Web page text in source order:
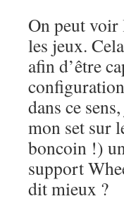
On peut voir
les jeux.
afin d’être
dans ce
mon set sur
boncoin !)
support
dit mieux ?